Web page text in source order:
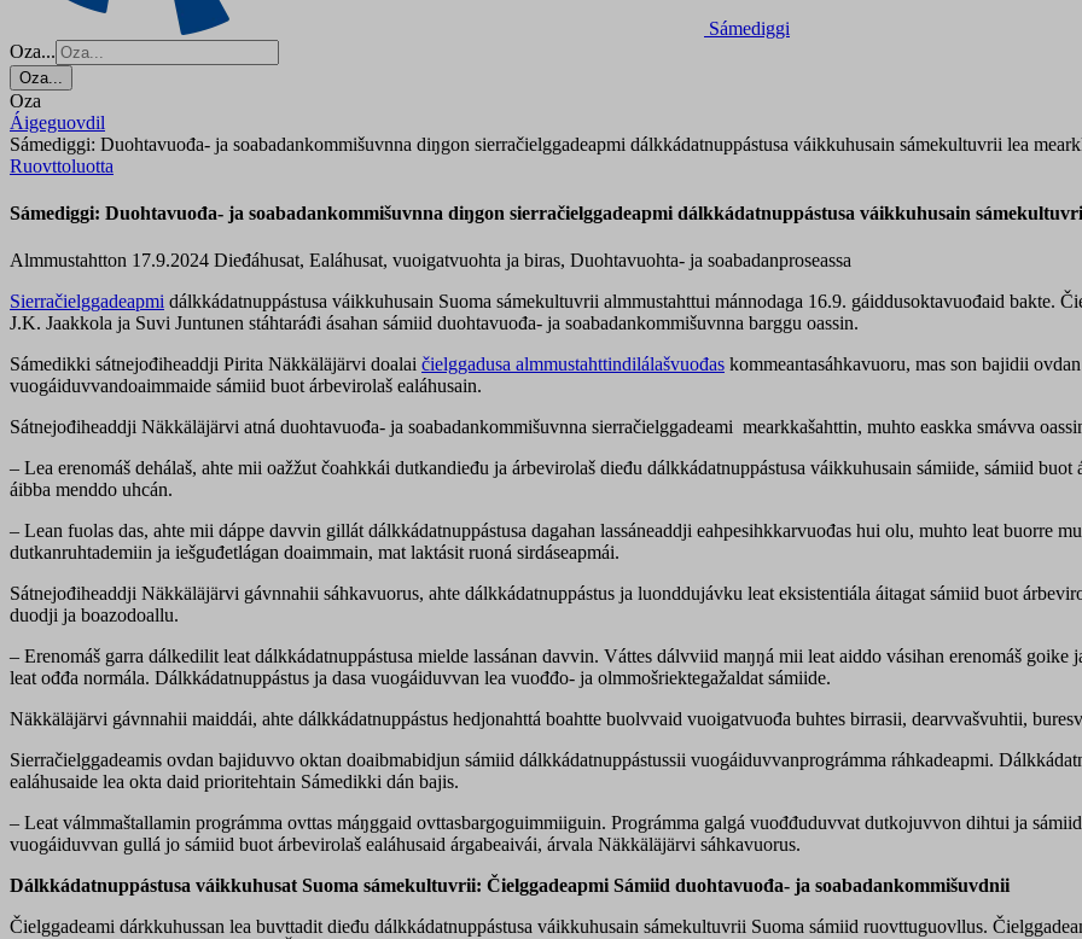
Sámediggi
Oza...
Oza...
Oza
Áigeguovdil
Sámediggi: Duohtavuođa- ja soabadankommišuvnna diŋgon sierračielggadeapmi dálkkádatnuppástusa váikkuhusain sámekultuvrii lea
Ruovttoluotta
Sámediggi: Duohtavuođa- ja soabadankommišuvnna diŋgon sierračielggadeapmi dálkkádatnuppástusa váikkuhusain
Almmustahtton 17.9.2024 Dieđáhusat, Ealáhusat, vuoigatvuohta ja biras, Duohtavuohta- ja soabadanproseassa
Sierračielggadeapmi dálkkádatnuppástusa váikkuhusain Suoma sámekultuvrii almmustahttui mánnodaga 16.9. gáiddusoktavuođaid bakte.
J.K. Jaakkola ja Suvi Juntunen stáhtaráđi ásahan sámiid duohtavuođa- ja soabadankommišuvnna barggu oassin.
Sámedikki sátnejođiheaddji Pirita Näkkäläjärvi doalai čielggadusa almmustahttindilálašvuođas kommeantasáhkavuoru, mas son bajidii
vuogáiduvvandoaimmaide sámiid buot árbevirolaš ealáhusain.
Sátnejođiheaddji Näkkäläjärvi atná duohtavuođa- ja soabadankommišuvnna sierračielggadeami mearkkašahttin, muhto easkka smávva
– Lea erenomáš dehálaš, ahte mii oažžut čoahkkái dutkandieđu ja árbevirolaš dieđu dálkkádatnuppástusa váikkuhusain sámiide, sámiid
áibba menddo uhcán.
– Lean fuolas das, ahte mii dáppe davvin gillát dálkkádatnuppástusa dagahan lassáneaddji eahpesihkkarvuođas hui olu, muhto leat buorre
dutkanruhtademiin ja iešguđetlágan doaimmain, mat laktásit ruoná sirdáseapmái.
Sátnejođiheaddji Näkkäläjärvi gávnnahii sáhkavuorus, ahte dálkkádatnuppástus ja luonddujávku leat eksistentiála áitagat sámiid buot
duodji ja boazodoallu.
– Erenomáš garra dálkedilit leat dálkkádatnuppástusa mielde lassánan davvin. Váttes dálvviid maŋŋá mii leat aiddo vásihan erenomáš
leat ođđa normála. Dálkkádatnuppástus ja dasa vuogáiduvvan lea vuođđo- ja olmmošriektegažaldat sámiide.
Näkkäläjärvi gávnnahii maiddái, ahte dálkkádatnuppástus hedjonahttá boahtte buolvvaid vuoigatvuođa buhtes birrasii, dearvvašvuhtii,
Sierračielggadeamis ovdan bajiduvvo oktan doaibmabidjun sámiid dálkkádatnuppástussii vuogáiduvvanprográmma ráhkadeapmi.
ealáhusaide lea okta daid prioritehtain Sámedikki dán bajis.
– Leat válmmaštallamin prográmma ovttas máŋggaid ovttasbargoguimmiiguin. Prográmma galgá vuođđuduvvat dutkojuvvon dihtui ja
vuogáiduvvan gullá jo sámiid buot árbevirolaš ealáhusaid árgabeaivái, árvala Näkkäläjärvi sáhkavuorus.
Dálkkádatnuppástusa váikkuhusat Suoma sámekultuvrii: Čielggadeapmi Sámiid duohtavuođa- ja soabadankommišuvdnii
Čielggadeami dárkkuhussan lea buvttadit dieđu dálkkádatnuppástusa váikkuhusain sámekultuvrii Suoma sámiid ruovttuguovllus.